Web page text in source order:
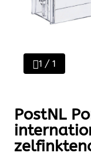
1 / 1
PostNL